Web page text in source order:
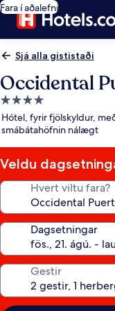
Fara í aðalefni
Sjá alla gististaði
Occidental
4.0
stjörnu
gististaður
Hótel, fyrir fjölskyldur,
smábátahöfnin nálægt
Veldu
Hvert viltu fara?
Dagsetningar
Gestir